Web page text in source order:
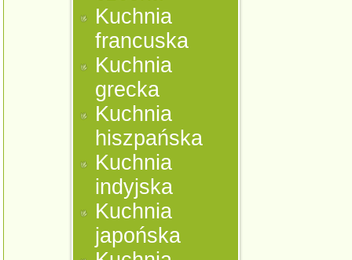
Kuchnia
francuska
Kuchnia
grecka
Kuchnia
hiszpańska
Kuchnia
indyjska
Kuchnia
japońska